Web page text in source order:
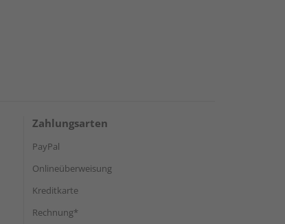
Zahlungsarten
PayPal
Onlineüberweisung
Kreditkarte
Rechnung*